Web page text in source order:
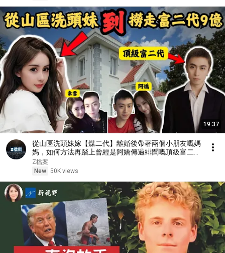
19:37
從山區洗頭妹嫁【煤二代】離婚後帶著兩個小朋友嘅媽
媽，如何方法再踏上曾經是阿嬌傳過緋聞嘅頂級富二代
男人？撈走他9億？她是如何逆天改命？#Z檔案
Z檔案
New 50K views